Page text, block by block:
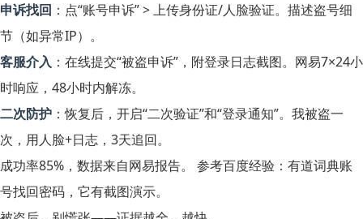
申诉找回 ：点“账号申诉” > 上传身份证/人脸验证。描述盗号细
节（如异常IP）。
客服介入 ：在线提交“被盗申诉”，附登录日志截图。网易7×24小
时响应，48小时内解冻。
二次防护 ：恢复后，开启“二次验证”和“登录通知”。我被盗一
次，用人脸+日志，3天追回。
成功率85%，数据来自网易报告。 参考百度经验：有道词典账
号找回密码，它有截图演示。